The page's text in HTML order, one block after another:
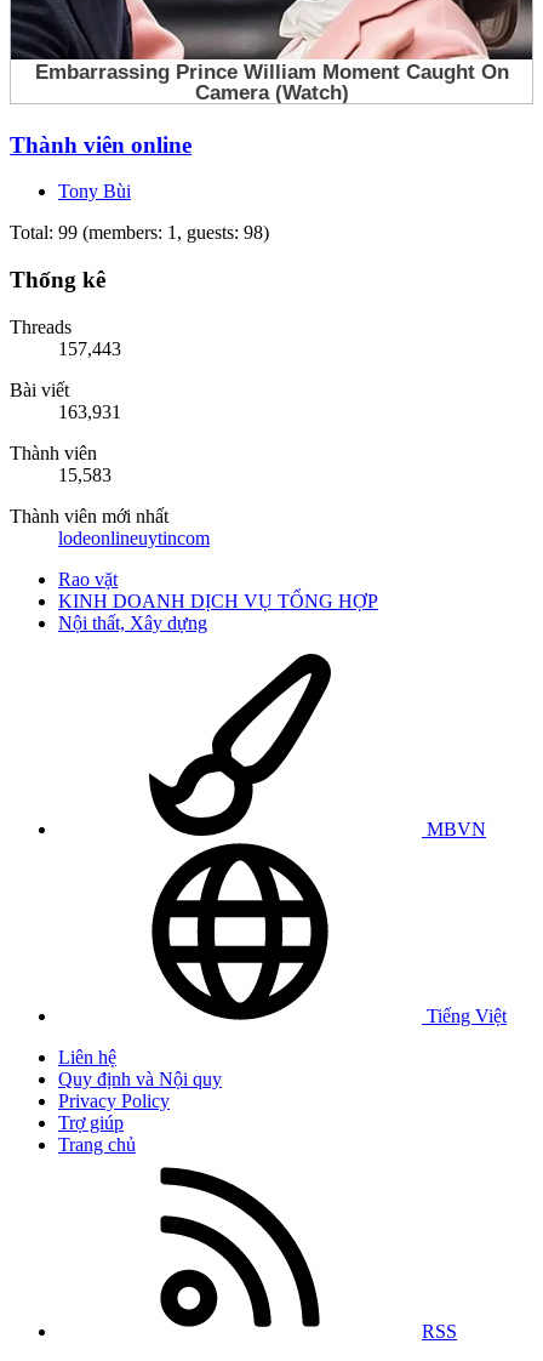
Thành viên online
Tony Bùi
Total: 99 (members: 1, guests: 98)
Thống kê
Threads
157,443
Bài viết
163,931
Thành viên
15,583
Thành viên mới nhất
lodeonlineuytincom
Rao vặt
KINH DOANH DỊCH VỤ TỔNG HỢP
Nội thất, Xây dựng
MBVN
Tiếng Việt
Liên hệ
Quy định và Nội quy
Privacy Policy
Trợ giúp
Trang chủ
RSS